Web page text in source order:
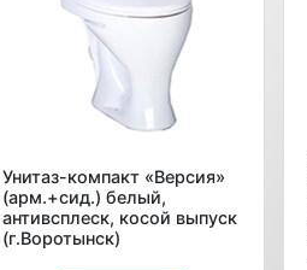
Унитаз-компакт «Версия»
(арм.+сид.) белый,
антивсплеск, косой выпуск
(г.Воротынск)